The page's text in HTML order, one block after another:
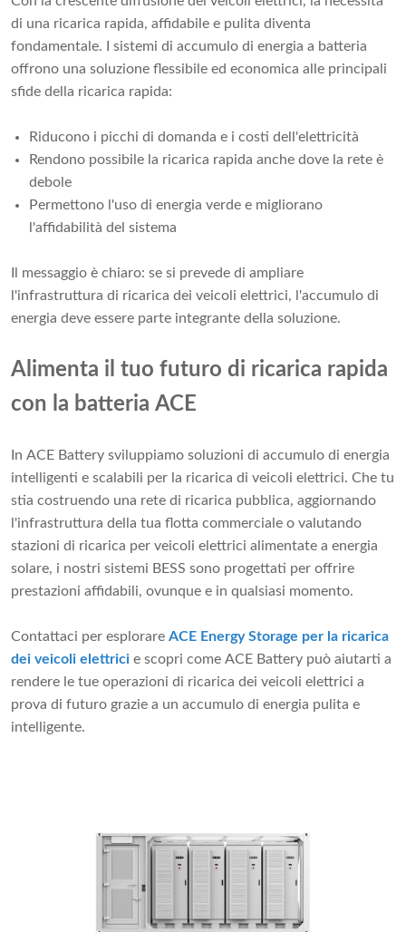
di una ricarica rapida, affidabile e pulita diventa
fondamentale. I sistemi di accumulo di energia a batteria
offrono una soluzione flessibile ed economica alle principali
sfide della ricarica rapida:
Riducono i picchi di domanda e i costi dell'elettricità
Rendono possibile la ricarica rapida anche dove la rete è
debole
Permettono l'uso di energia verde e migliorano
l'affidabilità del sistema
Il messaggio è chiaro: se si prevede di ampliare
l'infrastruttura di ricarica dei veicoli elettrici, l'accumulo di
energia deve essere parte integrante della soluzione.
Alimenta il tuo futuro di ricarica rapida
con la batteria ACE
In ACE Battery sviluppiamo soluzioni di accumulo di energia
intelligenti e scalabili per la ricarica di veicoli elettrici. Che tu
stia costruendo una rete di ricarica pubblica, aggiornando
l'infrastruttura della tua flotta commerciale o valutando
stazioni di ricarica per veicoli elettrici alimentate a energia
solare, i nostri sistemi BESS sono progettati per offrire
prestazioni affidabili, ovunque e in qualsiasi momento.
Contattaci per esplorare ACE Energy Storage per la ricarica
dei veicoli elettrici e scopri come ACE Battery può aiutarti a
rendere le tue operazioni di ricarica dei veicoli elettrici a
prova di futuro grazie a un accumulo di energia pulita e
intelligente.